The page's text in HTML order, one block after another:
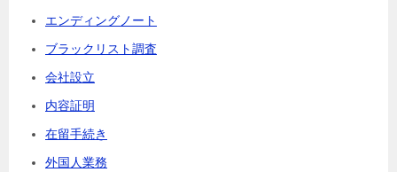
エンディングノート
ブラックリスト調査
会社設立
内容証明
在留手続き
外国人業務